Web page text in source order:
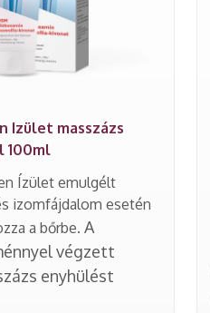
Izület masszázs
100ml
Ízület emulgélt
izomfájdalom esetén
a bőrbe. A
végzett
enyhülést